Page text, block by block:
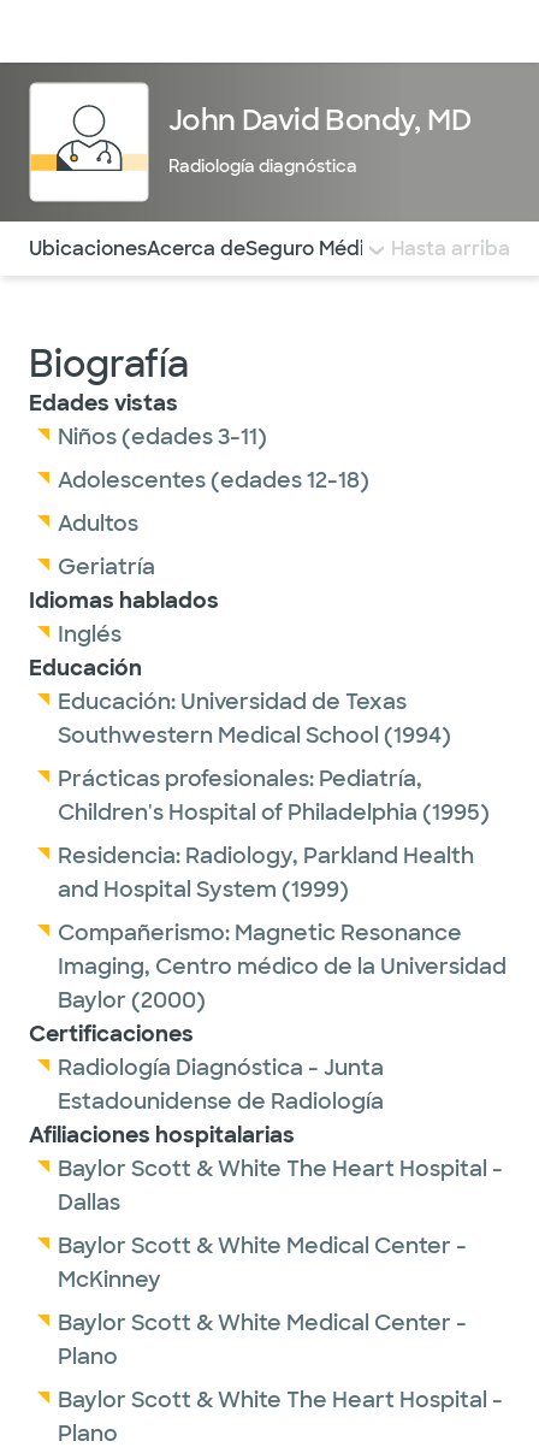
John David Bondy, MD
Radiología diagnóstica
Utilice esta navegación para saltar rápidamente a
UbicacionesAcerca deSeguro Médico COMENTARIOS
Hasta arriba
Biografía
Edades vistas
Niños (edades 3-11)
Adolescentes (edades 12-18)
Adultos
Geriatría
Idiomas hablados
Inglés
Educación
Educación: Universidad de Texas
Southwestern Medical School (1994)
Prácticas profesionales: Pediatría,
Children's Hospital of Philadelphia (1995)
Residencia: Radiology, Parkland Health
and Hospital System (1999)
Compañerismo: Magnetic Resonance
Imaging, Centro médico de la Universidad
Baylor (2000)
Certificaciones
Radiología Diagnóstica - Junta
Estadounidense de Radiología
Afiliaciones hospitalarias
Baylor Scott & White The Heart Hospital -
Dallas
Baylor Scott & White Medical Center -
McKinney
Baylor Scott & White Medical Center -
Plano
Baylor Scott & White The Heart Hospital -
Plano